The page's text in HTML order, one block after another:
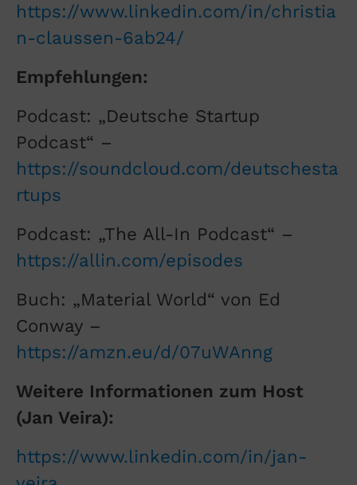
https://www.linkedin.com/in/christia
n-claussen-6ab24/
Empfehlungen:
Podcast: „Deutsche Startup
Podcast“ –
https://soundcloud.com/deutschesta
rtups
Podcast: „The All-In Podcast“ –
https://allin.com/episodes
Buch: „Material World“ von Ed
Conway –
https://amzn.eu/d/07uWAnng
Weitere Informationen zum Host
(Jan Veira):
https://www.linkedin.com/in/jan-